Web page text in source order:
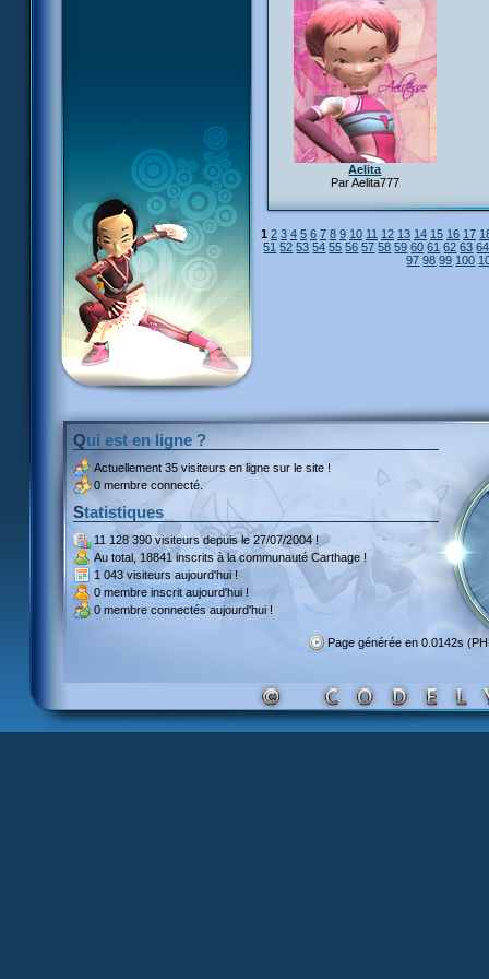
Aelita
Par Aelita777
1 2 3 4 5 6 7 8 9 10 11 12 13 14 15 16 17
51 52 53 54 55 56 57 58 59 60 61 62 63 64
97 98 99 100
Qui est en ligne ?
Actuellement 35 visiteurs en ligne sur le site !
0 membre connecté.
Statistiques
11 128 390 visiteursdepuis le 27/07/2004 !
Au total, 18841 inscritsà la communauté Carthage !
1 043 visiteurs aujourd'hui !
0 membre inscrit aujourd'hui !
0 membre connectés aujourd'hui !
Page générée en 0.0142s